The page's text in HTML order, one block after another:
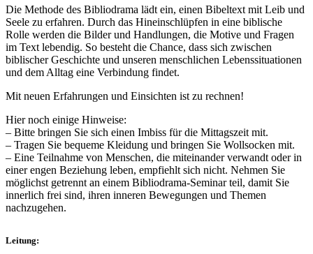
Die Methode des Bibliodrama lädt ein, einen Bibeltext mit Leib und
Seele zu erfahren. Durch ‎das Hineinschlüpfen in eine biblische
Rolle werden die Bilder und Handlungen, die Motive ‎und Fragen
im Text lebendig. So besteht die Chance, dass sich zwischen
biblischer Geschichte ‎und unseren menschlichen Lebenssituationen
und dem Alltag eine Verbindung findet. ‎
Mit neuen Erfahrungen und Einsichten ist zu rechnen!‎
Hier noch einige Hinweise:
– Bitte bringen Sie sich einen Imbiss für die Mittagszeit mit.
– Tragen Sie bequeme Kleidung und bringen Sie Wollsocken mit.
– Eine Teilnahme von Menschen, die miteinander verwandt oder in
einer engen Beziehung leben, empfiehlt sich nicht. Nehmen Sie
möglichst getrennt an einem Bibliodrama-Seminar teil, damit Sie
innerlich frei sind, ihren inneren Bewegungen und Themen
nachzugehen.
Leitung: